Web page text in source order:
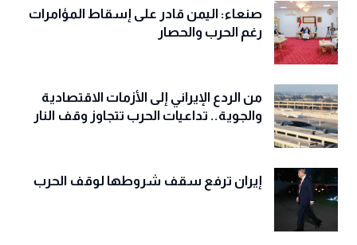
صنعاء: اليمن قادر على إسقاط المؤامرات
رغم الحرب والحصار
من الردع الإيراني إلى الأزمات الاقتصادية
والجوية.. تداعيات الحرب تتجاوز وقف النار
إيران ترفع سقف شروطها لوقف الحرب